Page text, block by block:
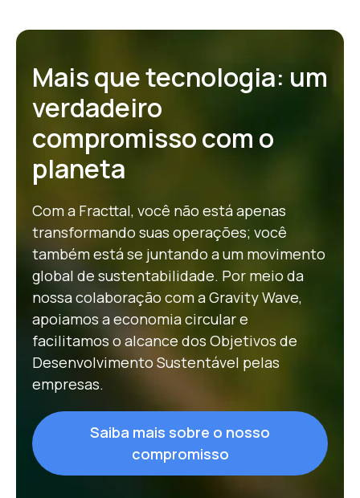
Mais que tecnologia: um
verdadeiro
compromisso com o
planeta
Com a Fracttal, você não está apenas
transformando suas operações; você
também está se juntando a um movimento
global de sustentabilidade. Por meio da
nossa colaboração com a Gravity Wave,
apoiamos a economia circular e
facilitamos o alcance dos Objetivos de
Desenvolvimento Sustentável pelas
empresas.
Saiba mais sobre o nosso
compromisso